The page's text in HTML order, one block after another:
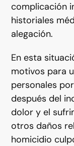
complicación
historiales
alegación.
En esta
motivos para
personales
después del
dolor y el
otros daños
homicidio